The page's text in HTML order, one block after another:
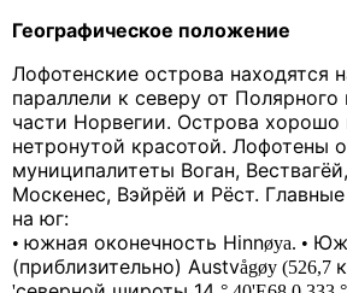
Географическое положение
Лофотенские острова находятся
параллели к северу от Полярного
части Норвегии. Острова хорошо
нетронутой красотой. Лофотены
муниципалитеты Воган,
Москенес, Вэйрёй и Рёст.
на юг:
• южная оконечность Hinnøya. •
(приблизительно) Austvågøy (526,7